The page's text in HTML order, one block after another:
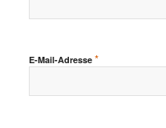
E-Mail-Adresse *